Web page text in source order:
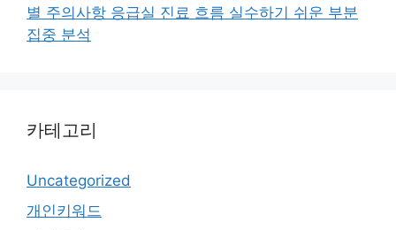
별 주의사항 응급실 진료 흐름 실수하기 쉬운 부분
집중 분석
카테고리
Uncategorized
개인키워드